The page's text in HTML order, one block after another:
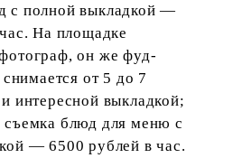
с полной выкладкой —
На площадке
он же фуд-
снимается от 5 до 7
интересной выкладкой;
съемка блюд для меню с
— 6500 рублей в час.